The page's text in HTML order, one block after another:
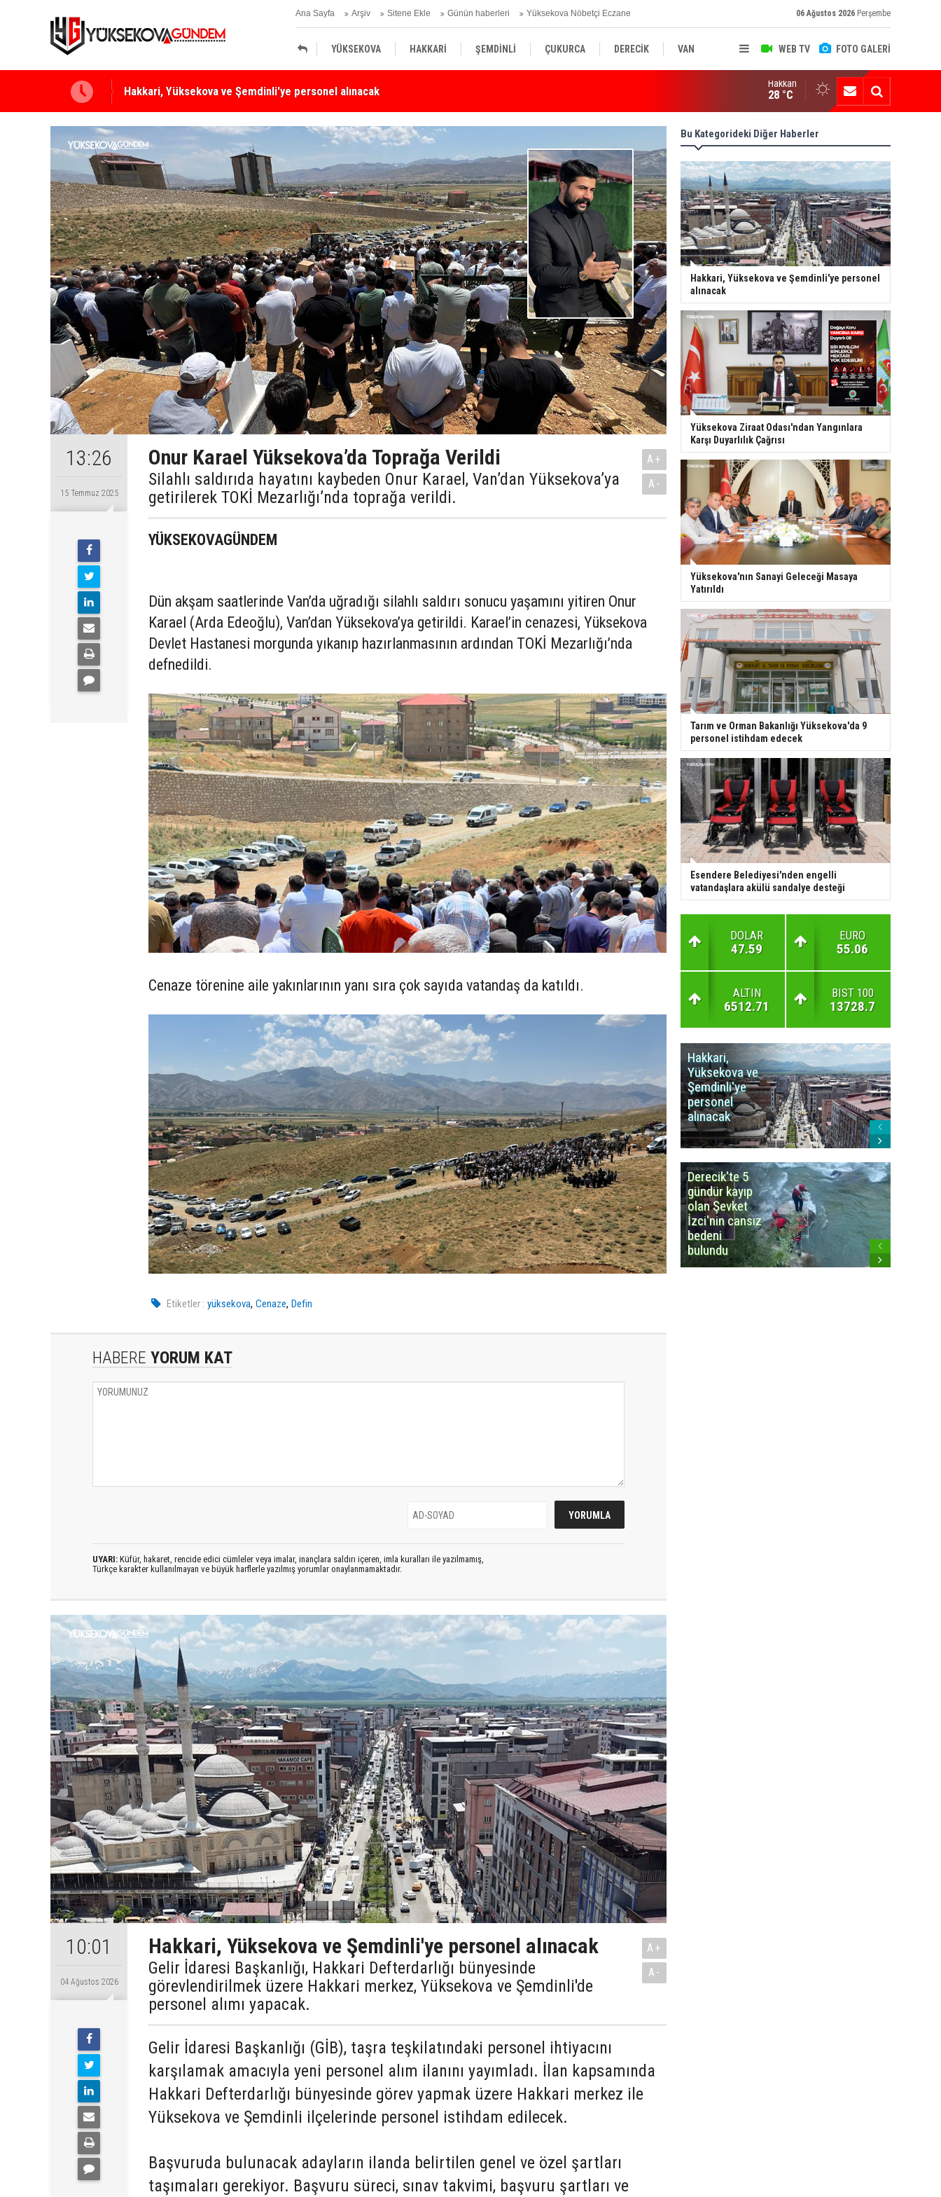
Ana Sayfa Arşiv Sitene Ekle Günün haberleri Yüksekova Nöbetçi Eczane 06 Ağustos 2026 Perşembe
WEB TV FOTO GALERİ
YÜKSEKOVA HAKKARİ ŞEMDİNLİ ÇUKURCA DERECİK VAN
Yüksekova Ziraat Odası'ndan Yangınlara Karşı Duyarlılık Çağrısı Yüksekova'nın Sanayi Geleceği Masaya Yatırıldı
Hakkari
28 °C
13:26
15 Temmuz 2025
Onur Karael Yüksekova’da Toprağa Verildi
Silahlı saldırıda hayatını kaybeden Onur Karael, Van’dan Yüksekova’ya
getirilerek TOKİ Mezarlığı’nda toprağa verildi.
A+
A-
YÜKSEKOVAGÜNDEM
Dün akşam saatlerinde Van’da uğradığı silahlı saldırı sonucu yaşamını yitiren Onur
Karael (Arda Edeoğlu), Van’dan Yüksekova’ya getirildi. Karael’in cenazesi, Yüksekova
Devlet Hastanesi morgunda yıkanıp hazırlanmasının ardından TOKİ Mezarlığı’nda
defnedildi.
Cenaze törenine aile yakınlarının yanı sıra çok sayıda vatandaş da katıldı.
Etiketler : yüksekova,Cenaze,Defin
HABERE YORUM KAT
UYARI: Küfür, hakaret, rencide edici cümleler veya imalar, inançlara saldırı içeren, imla kuralları ile yazılmamış,
Türkçe karakter kullanılmayan ve büyük harflerle yazılmış yorumlar onaylanmamaktadır.
10:01
04 Ağustos 2026
Hakkari, Yüksekova ve Şemdinli'ye personel alınacak
Gelir İdaresi Başkanlığı, Hakkari Defterdarlığı bünyesinde
görevlendirilmek üzere Hakkari merkez, Yüksekova ve Şemdinli'de
personel alımı yapacak.
A+
A-
Gelir İdaresi Başkanlığı (GİB), taşra teşkilatındaki personel ihtiyacını
karşılamak amacıyla yeni personel alım ilanını yayımladı. İlan kapsamında
Hakkari Defterdarlığı bünyesinde görev yapmak üzere Hakkari merkez ile
Yüksekova ve Şemdinli ilçelerinde personel istihdam edilecek.
Başvuruda bulunacak adayların ilanda belirtilen genel ve özel şartları
taşımaları gerekiyor. Başvuru süreci, sınav takvimi, başvuru şartları ve
Bu Kategorideki Diğer Haberler
Hakkari, Yüksekova ve Şemdinli'ye personel
alınacak
Yüksekova Ziraat Odası'ndan Yangınlara
Karşı Duyarlılık Çağrısı
Yüksekova'nın Sanayi Geleceği Masaya
Yatırıldı
Tarım ve Orman Bakanlığı Yüksekova'da 9
personel istihdam edecek
Esendere Belediyesi'nden engelli
vatandaşlara akülü sandalye desteği
DOLAR
47.59
EURO
55.06
ALTIN
6512.71
BIST 100
13728.7
Hakkari,
Yüksekova ve
Şemdinli'ye
personel
alınacak
Derecik'te 5
gündür kayıp
olan Şevket
İzci'nin cansız
bedeni
bulundu